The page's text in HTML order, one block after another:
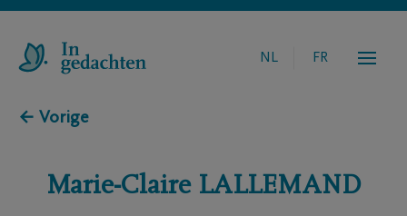
NL FR
← Vorige
Marie-Claire LALLEMAND